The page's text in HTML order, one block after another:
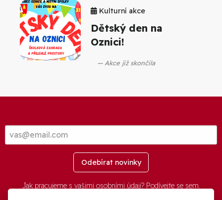
Kulturní akce
Dětský den na
Oznici!
Akce již skončila
Odebírat novinky
Jak pracujeme s vašimi osobními údaji? Podívejte se sem.